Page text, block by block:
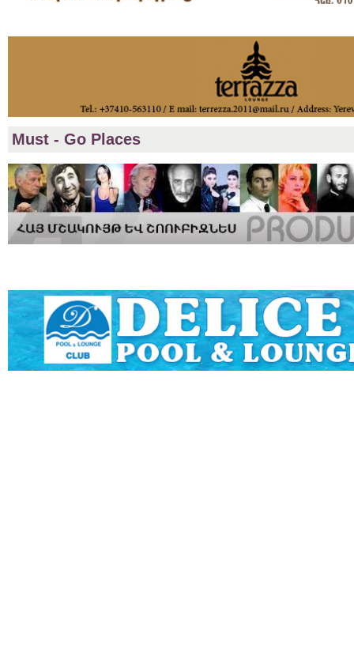
Must - Go Places